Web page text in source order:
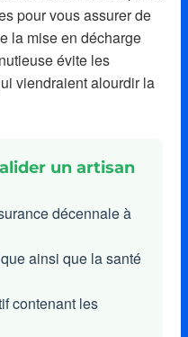
pour vous assurer de
la mise en décharge
évite les
viendraient alourdir la
un artisan
décennale à
ainsi que la santé
contenant les